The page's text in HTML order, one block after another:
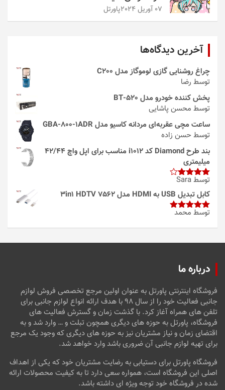
07 آوریل 2024 پاورتل
آخرین دیدگاه‌ها
چراغ روشنایی گازی لوموگاز مدل C200
توسط رضا
پخش کننده خودرو مدل 520-BT
توسط محسن پاشایی
ساعت مچی عقربه‌ای مردانه کاسیو مدل GBA-800-1ADR
توسط حسن زاده
بند طرح Diamond کد i1012 مناسب برای اپل واچ 42/44
میلیمتری
امتیاز4
از 5
توسط Sara
کابل تبدیل USB به HDMI مدل 3in1 HDTV 7562
امتیاز5از
توسط محمد
درباره ما
فروشگاه اینترنتی پاورتل به عنوان اولین مرجع تخصصی فروش لوازم
جانبی فعالیت خود را از سال ۹۸ با هدف ارائه انواع لوازم جانبی برای
تلفن های همراه آغاز کرد. با گذشت زمان و گسترش فعالیت های
فروشگاه، پاورتل به حوزه های دیگری همچون تبلت و … وارد شد و به
اقتضای زمان و نیاز مشتریان نیز به حوزه های دیگری که وجود یک مرجع
برای تهیه لوازم جانبی آن ضروری باشد وارد خواهد شد.
فروشگاه پاورتل برای دستیابی به رضایت مشتریان خود که یکی از اهداف
اصلی این فروشگاه است، همواره سعی دارد تا به کیفیت محصولات ارائه
شده در فروشگاه خود توجه ویژه ای داشته باشد.